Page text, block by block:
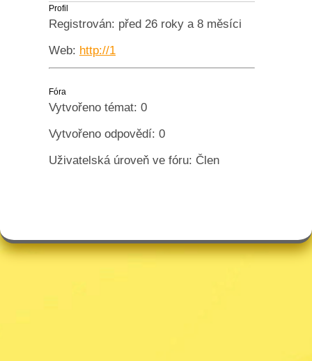
Profil
Registrován: před 26 roky a 8 měsíci
Web: http://1
Fóra
Vytvořeno témat: 0
Vytvořeno odpovědí: 0
Uživatelská úroveň ve fóru: Člen